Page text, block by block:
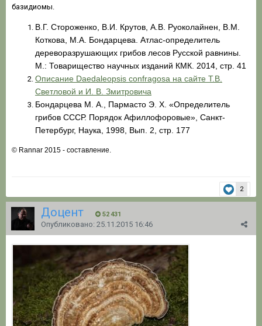
базидиомы.
В.Г. Стороженко, В.И. Крутов, А.В. Руоколайнен, В.М.
Коткова, М.А. Бондарцева. Атлас-определитель
дереворазрушающих грибов лесов Русской равнины.
М.: Товарищество научных изданий КМК. 2014, стр. 41
Описание Daedaleopsis confragosa на сайте Т.В.
Светловой и И. В. Змитровича
Бондарцева М. А., Пармасто Э. Х. «Определитель
грибов СССР. Порядок Афиллофоровые», Санкт-
Петербург, Наука, 1998, Вып. 2, стр. 177
© Rannar 2015 - составление.
2
Доцент 52 431
Опубликовано: 25.11.2015 16:46